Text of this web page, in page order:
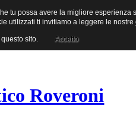
Roveroni
tu possa avere la migliore
utilizzati ti invitiamo a leggere le nostre
sito. Accetto